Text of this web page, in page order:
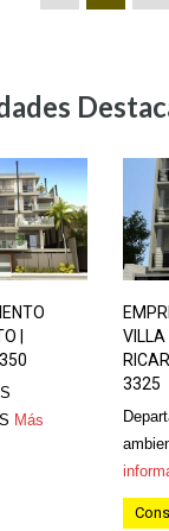
|
Más
VILLA
3325